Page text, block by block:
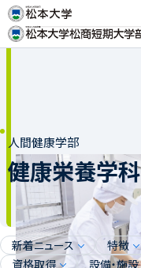
人間健康学部
健康栄養学科
新着ニュース 特徴
資格取得
設備・施設